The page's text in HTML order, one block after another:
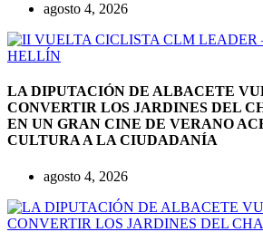
agosto 4, 2026
LA DIPUTACIÓN DE ALBACETE
CONVERTIR LOS JARDINES DEL
EN UN GRAN CINE DE VERANO
CULTURA A LA CIUDADANÍA
agosto 4, 2026